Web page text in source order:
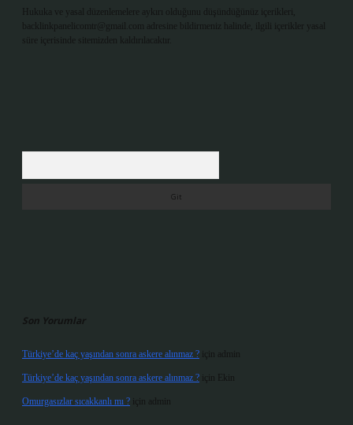
Hukuka ve yasal düzenlemelere aykırı olduğunu düşündüğünüz içerikleri,
backlinkpanelicomtr@gmail.com
adresine bildirmeniz halinde, ilgili içerikler yasal
süre içerisinde sitemizden kaldırılacaktır.
Son Yorumlar
Türkiye’de kaç yaşından sonra askere alınmaz ? için admin
Türkiye’de kaç yaşından sonra askere alınmaz ? için Ekin
Omurgasızlar sıcakkanlı mı ? için admin